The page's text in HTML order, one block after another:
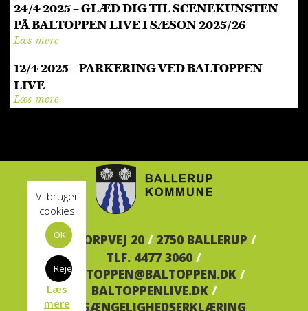
24/4 2025 – GLÆD DIG TIL SCENEKUNSTEN
PÅ BALTOPPEN LIVE I SÆSON 2025/26
Læs mere
12/4 2025 – PARKERING VED BALTOPPEN
LIVE
Læs mere
Vi bruger
cookies
OK
Reject
Læs
mere
BALTORPVEJ 20 / 2750 BALLERUP /
TLF. 4477 3060 /
BALTOPPEN@BALTOPPEN.DK /
BALTOPPENLIVE.DK /
TILGÆNGELIGHEDSERKLÆRING